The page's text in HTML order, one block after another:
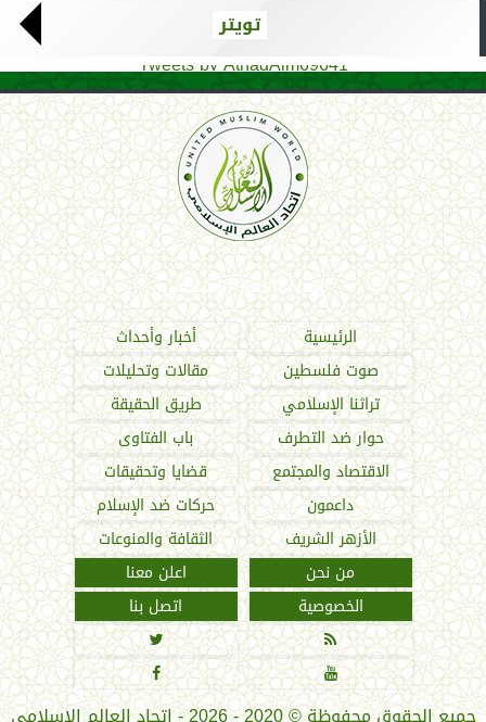
تويتر
Tweets by AthadAlm69641
اتحاد العالم الإسلامي
الرئيسية
أخبار وأحداث
صوت فلسطين
مقالات وتحليلات
تراثنا الإسلامي
طريق الحقيقة
حوار ضد التطرف
باب الفتاوى
الاقتصاد والمجتمع
قضايا وتحقيقات
داعمون
حركات ضد الإسلام
الأزهر الشريف
الثقافة والمنوعات
من نحن
اعلن معنا
الخصوصية
اتصل بنا



